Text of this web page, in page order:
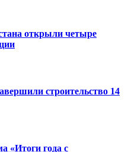
открыли четыре
строительство 14
«Итоги года с